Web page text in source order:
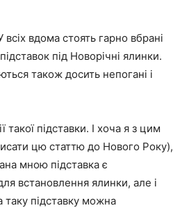
вдома стоять гарно вбрані
під Новорічні ялинки.
також досить непогані і
підставки. І хоча я з цим
цю статтю до Нового Року),
мною підставка є
встановлення ялинки, але і
таку підставку можна